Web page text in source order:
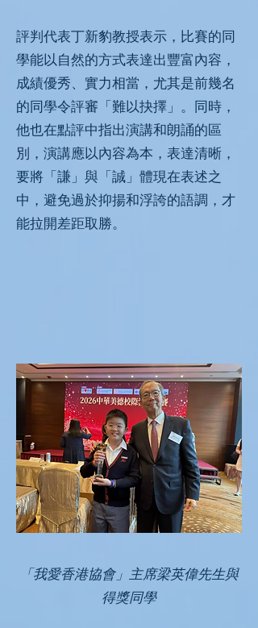
評判代表丁新豹教授表示，比賽的同
學能以自然的方式表達出豐富內容，
成績優秀、實力相當，尤其是前幾名
的同學令評審「難以抉擇」。同時，
他也在點評中指出演講和朗誦的區
別，演講應以內容為本，表達清晰，
要將「謙」與「誠」體現在表述之
中，避免過於抑揚和浮誇的語調，才
能拉開差距取勝。
「我愛香港協會」主席梁英偉先生與
得獎同學